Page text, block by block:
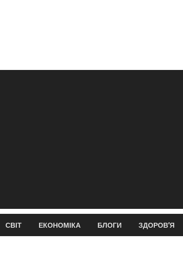
СВІТ ЕКОНОМІКА БЛОГИ ЗДОРОВ’Я